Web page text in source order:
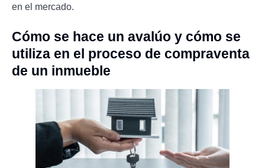
en el mercado.
Cómo se hace un avalúo y cómo se
utiliza en el proceso de compraventa
de un inmueble